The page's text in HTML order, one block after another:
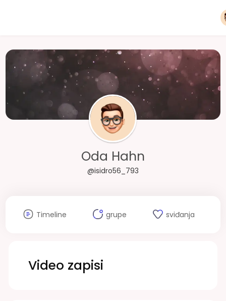
Oda Hahn
@isidro56_793
Timeline grupe sviđanja
Video zapisi